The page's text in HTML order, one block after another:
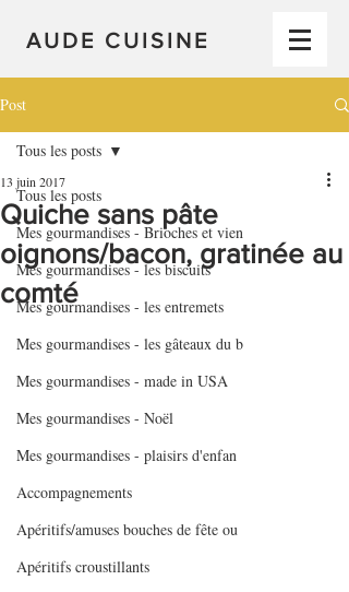
AUDE CUISINE
Post
Tous les posts
Mes gourmandises - Brioches et vien
Mes gourmandises - les biscuits
Mes gourmandises - les entremets
Mes gourmandises - les gâteaux du b
Mes gourmandises - made in USA
Mes gourmandises - Noël
Mes gourmandises - plaisirs d'enfan
Accompagnements
Apéritifs/amuses bouches de fête ou
Apéritifs croustillants
Tous les posts
Quiche sans pâte
oignons/bacon, gratinée au
comté
13 juin 2017